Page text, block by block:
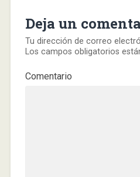
Deja un
Tu dirección de correo
Los campos obligatorios
Comentario